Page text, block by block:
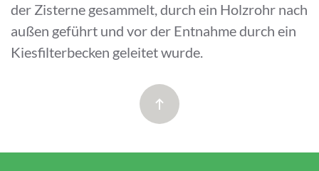
der Zisterne gesammelt, durch ein Holzrohr nach
außen geführt und vor der Entnahme durch ein
Kiesfilterbecken geleitet wurde.